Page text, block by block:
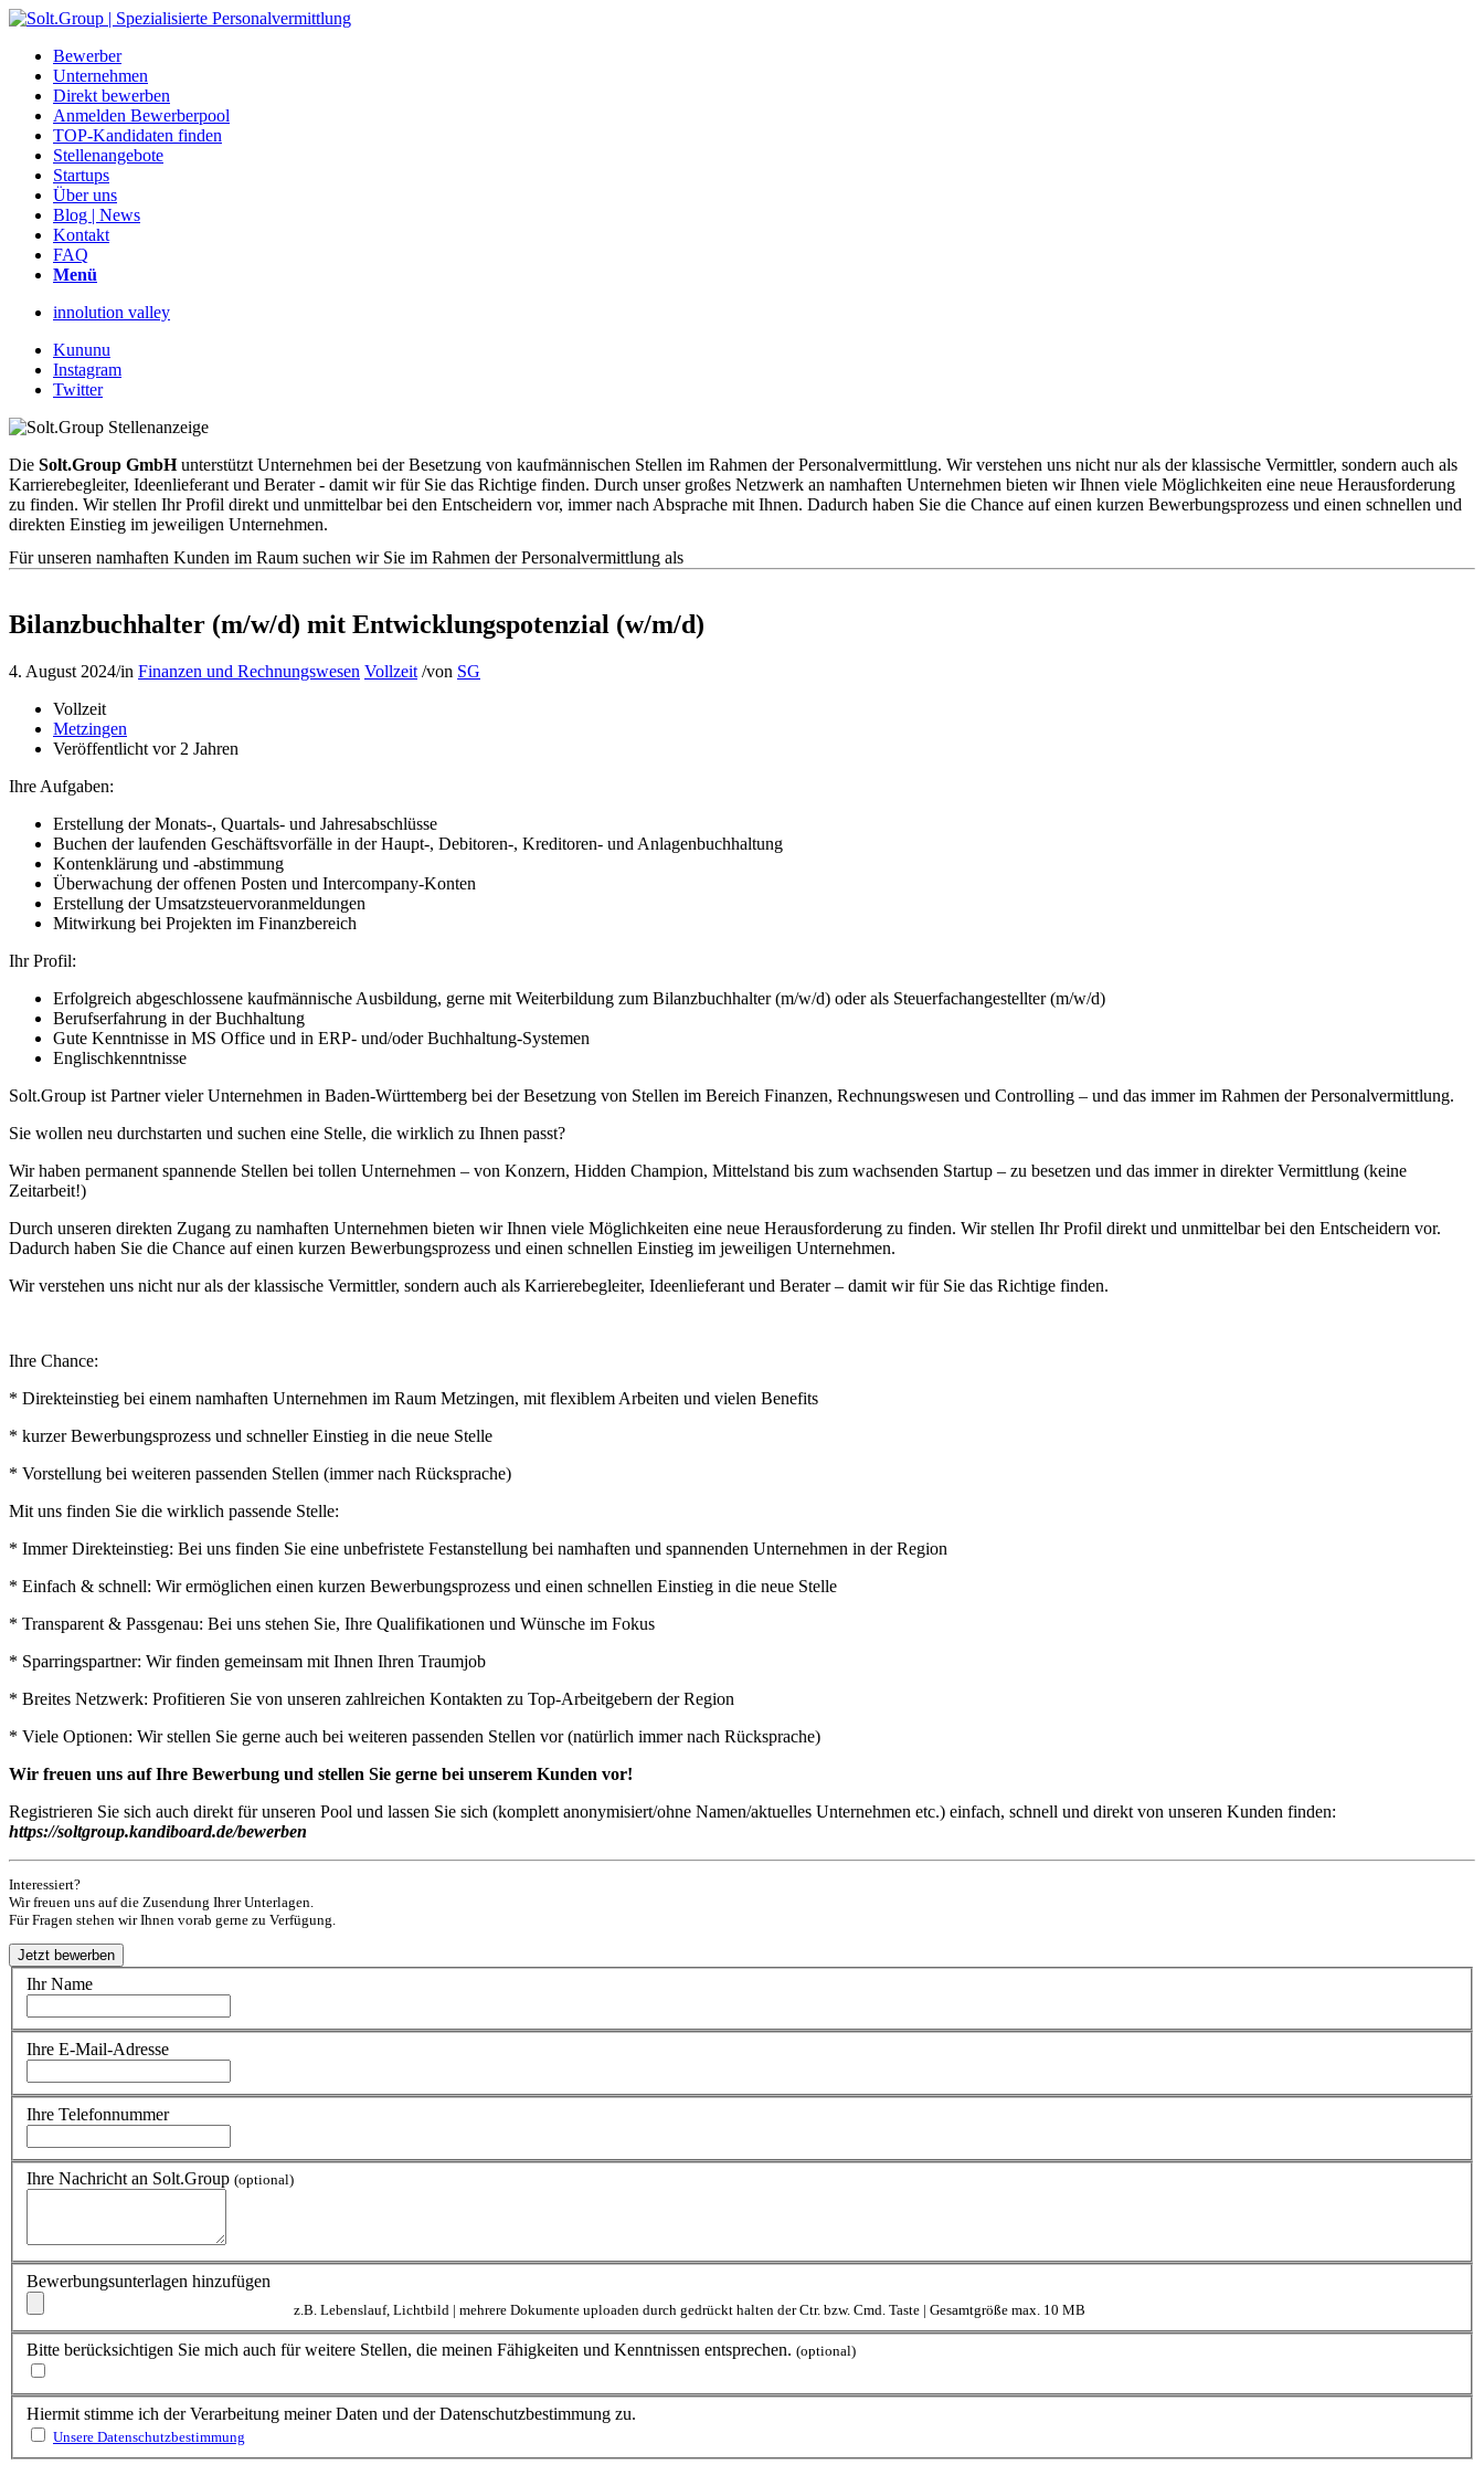
Bewerber
Unternehmen
Direkt bewerben
Anmelden Bewerberpool
TOP-Kandidaten finden
Stellenangebote
Startups
Über uns
Blog | News
Kontakt
FAQ
Menü
innolution valley
Kununu
Instagram
Twitter
Die Solt.Group GmbHunterstützt Unternehmen bei der Besetzung von kaufmännischen Stellen im Rahmen der Personalvermittlung. Wir verstehen uns nicht nur als der klassische Vermittler, sondern auch als
Karrierebegleiter, Ideenlieferant und Berater - damit wir für Sie das Richtige finden. Durch unser großes Netzwerk an namhaften Unternehmen bieten wir Ihnen viele Möglichkeiten eine neue Herausforderung
zu finden. Wir stellen Ihr Profil direkt und unmittelbar bei den Entscheidern vor, immer nach Absprache mit Ihnen. Dadurch haben Sie die Chance auf einen kurzen Bewerbungsprozess und einen schnellen und
direkten Einstieg im jeweiligen Unternehmen.
Für unseren namhaften Kunden im Raum suchen wir Sie im Rahmen der Personalvermittlung als
Bilanzbuchhalter (m/w/d) mit Entwicklungspotenzial (w/m/d)
4. August 2024/in Finanzen und Rechnungswesen Vollzeit /von SG
Vollzeit
Metzingen
Veröffentlicht vor 2 Jahren
Ihre Aufgaben:
Erstellung der Monats-, Quartals- und Jahresabschlüsse
Buchen der laufenden Geschäftsvorfälle in der Haupt-, Debitoren-, Kreditoren- und Anlagenbuchhaltung
Kontenklärung und -abstimmung
Überwachung der offenen Posten und Intercompany-Konten
Erstellung der Umsatzsteuervoranmeldungen
Mitwirkung bei Projekten im Finanzbereich
Ihr Profil:
Erfolgreich abgeschlossene kaufmännische Ausbildung, gerne mit Weiterbildung zum Bilanzbuchhalter (m/w/d) oder als Steuerfachangestellter (m/w/d)
Berufserfahrung in der Buchhaltung
Gute Kenntnisse in MS Office und in ERP- und/oder Buchhaltung-Systemen
Englischkenntnisse
Solt.Group ist Partner vieler Unternehmen in Baden-Württemberg bei der Besetzung von Stellen im Bereich Finanzen, Rechnungswesen und Controlling – und das immer im Rahmen der Personalvermittlung.
Sie wollen neu durchstarten und suchen eine Stelle, die wirklich zu Ihnen passt?
Wir haben permanent spannende Stellen bei tollen Unternehmen – von Konzern, Hidden Champion, Mittelstand bis zum wachsenden Startup – zu besetzen und das immer in direkter Vermittlung (keine
Zeitarbeit!)
Durch unseren direkten Zugang zu namhaften Unternehmen bieten wir Ihnen viele Möglichkeiten eine neue Herausforderung zu finden. Wir stellen Ihr Profil direkt und unmittelbar bei den Entscheidern vor.
Dadurch haben Sie die Chance auf einen kurzen Bewerbungsprozess und einen schnellen Einstieg im jeweiligen Unternehmen.
Wir verstehen uns nicht nur als der klassische Vermittler, sondern auch als Karrierebegleiter, Ideenlieferant und Berater – damit wir für Sie das Richtige finden.
Ihre Chance:
* Direkteinstieg bei einem namhaften Unternehmen im Raum Metzingen, mit flexiblem Arbeiten und vielen Benefits
* kurzer Bewerbungsprozess und schneller Einstieg in die neue Stelle
* Vorstellung bei weiteren passenden Stellen (immer nach Rücksprache)
Mit uns finden Sie die wirklich passende Stelle:
* Immer Direkteinstieg: Bei uns finden Sie eine unbefristete Festanstellung bei namhaften und spannenden Unternehmen in der Region
* Einfach & schnell: Wir ermöglichen einen kurzen Bewerbungsprozess und einen schnellen Einstieg in die neue Stelle
* Transparent & Passgenau: Bei uns stehen Sie, Ihre Qualifikationen und Wünsche im Fokus
* Sparringspartner: Wir finden gemeinsam mit Ihnen Ihren Traumjob
* Breites Netzwerk: Profitieren Sie von unseren zahlreichen Kontakten zu Top-Arbeitgebern der Region
* Viele Optionen: Wir stellen Sie gerne auch bei weiteren passenden Stellen vor (natürlich immer nach Rücksprache)
Wir freuen uns auf Ihre Bewerbung und stellen Sie gerne bei unserem Kunden vor!
Registrieren Sie sich auch direkt für unseren Pool und lassen Sie sich (komplett anonymisiert/ohne Namen/aktuelles Unternehmen etc.) einfach, schnell und direkt von unseren Kunden finden:
https://soltgroup.kandiboard.de/bewerben
Interessiert?
Wir freuen uns auf die Zusendung Ihrer Unterlagen.
Für Fragen stehen wir Ihnen vorab gerne zu Verfügung.
Ihr Name
Ihre E-Mail-Adresse
Ihre Telefonnummer
Ihre Nachricht an Solt.Group (optional)
Bewerbungsunterlagen hinzufügen
z.B. Lebenslauf, Lichtbild | mehrere Dokumente uploaden durch gedrückt halten der Ctr. bzw. Cmd. Taste | Gesamtgröße max. 10 MB
Bitte berücksichtigen Sie mich auch für weitere Stellen, die meinen Fähigkeiten und Kenntnissen entsprechen. (optional)
Hiermit stimme ich der Verarbeitung meiner Daten und der Datenschutzbestimmung zu.
Unsere Datenschutzbestimmung